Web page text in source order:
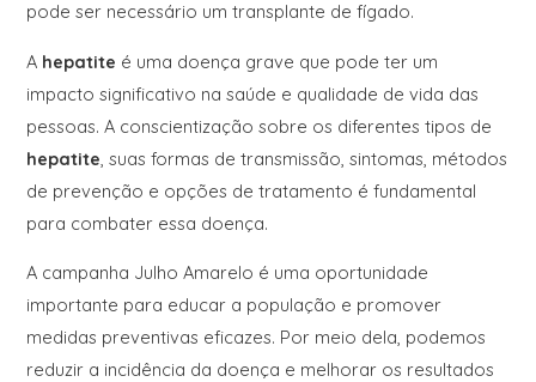
pode ser necessário um transplante de fígado.
A hepatite é uma doença grave que pode ter um
impacto significativo na saúde e qualidade de vida das
pessoas. A conscientização sobre os diferentes tipos de
hepatite , suas formas de transmissão, sintomas, métodos
de prevenção e opções de tratamento é fundamental
para combater essa doença.
A campanha Julho Amarelo é uma oportunidade
importante para educar a população e promover
medidas preventivas eficazes. Por meio dela, podemos
reduzir a incidência da doença e melhorar os resultados